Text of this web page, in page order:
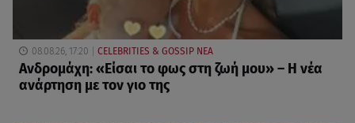
08.08.26, 17:20 CELEBRITIES & GOSSIP ΝΕΑ
Ανδρομάχη: «Είσαι το φως στη ζωή μου» – Η νέα
ανάρτηση με τον γιο της